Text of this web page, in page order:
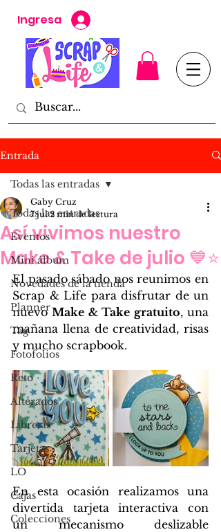
Ingresa
Entrada
Todas las entradas
Eventos
Mini álbum
Novedades de la tienda
Planner
Tag
Fotofolios
Reto
Alterados
Libretas
Tarjetas
LO
Cajas
Colecciones
Todas las entradas
Así vivimos nuestro
Make & Take de julio 💙⭐
Gaby Cruz
7 jul 2 min de lectura
El pasado sábado nos reunimos en
Scrap & Life para disfrutar de un
nuevo Make & Take gratuito, una
mañana llena de creatividad, risas
y mucho scrapbook.
En esta ocasión realizamos una
divertida tarjeta interactiva con
un mecanismo deslizable